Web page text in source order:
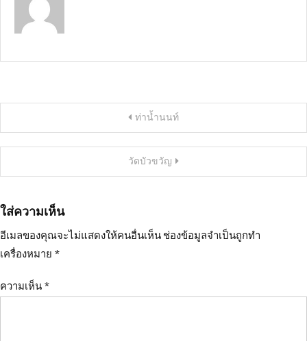
เรื่อง
ท่าน้ำนนท์
วัดบัวขวัญ
ใส่ความเห็น
อีเมลของคุณจะไม่แสดงให้คนอื่นเห็น ช่องข้อมูลจำเป็นถูกทำ
เครื่องหมาย *
ความเห็น *